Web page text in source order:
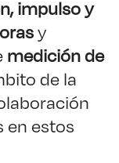
impulso y
y
medición de
de la
en estos